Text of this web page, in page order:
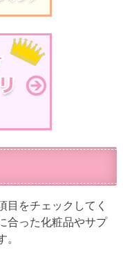
目をチェックしてく
合った化粧品やサプ